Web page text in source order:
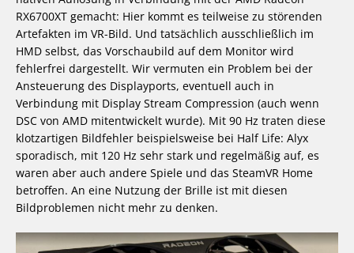
RX6700XT gemacht: Hier kommt es teilweise zu störenden
Artefakten im VR-Bild. Und tatsächlich ausschließlich im
HMD selbst, das Vorschaubild auf dem Monitor wird
fehlerfrei dargestellt. Wir vermuten ein Problem bei der
Ansteuerung des Displayports, eventuell auch in
Verbindung mit Display Stream Compression (auch wenn
DSC von AMD mitentwickelt wurde). Mit 90 Hz traten diese
klotzartigen Bildfehler beispielsweise bei Half Life: Alyx
sporadisch, mit 120 Hz sehr stark und regelmäßig auf, es
waren aber auch andere Spiele und das SteamVR Home
betroffen. An eine Nutzung der Brille ist mit diesen
Bildproblemen nicht mehr zu denken.